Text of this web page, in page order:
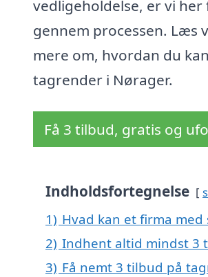
vedligeholdelse, er vi
gennem processen. Læs
mere om, hvordan du
tagrender i Nørager.
Få 3 tilbud, gratis og
Indholdsfortegnelse
1) Hvad kan et firma
2) Indhent altid mindst 3
3) Få nemt 3 tilbud på